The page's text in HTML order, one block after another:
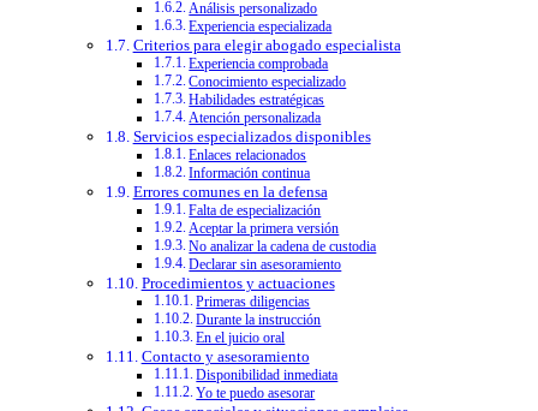
Análisis personalizado
Experiencia especializada
Criterios para elegir abogado especialista
Experiencia comprobada
Conocimiento especializado
Habilidades estratégicas
Atención personalizada
Servicios especializados disponibles
Enlaces relacionados
Información continua
Errores comunes en la defensa
Falta de especialización
Aceptar la primera versión
No analizar la cadena de custodia
Declarar sin asesoramiento
Procedimientos y actuaciones
Primeras diligencias
Durante la instrucción
En el juicio oral
Contacto y asesoramiento
Disponibilidad inmediata
Yo te puedo asesorar